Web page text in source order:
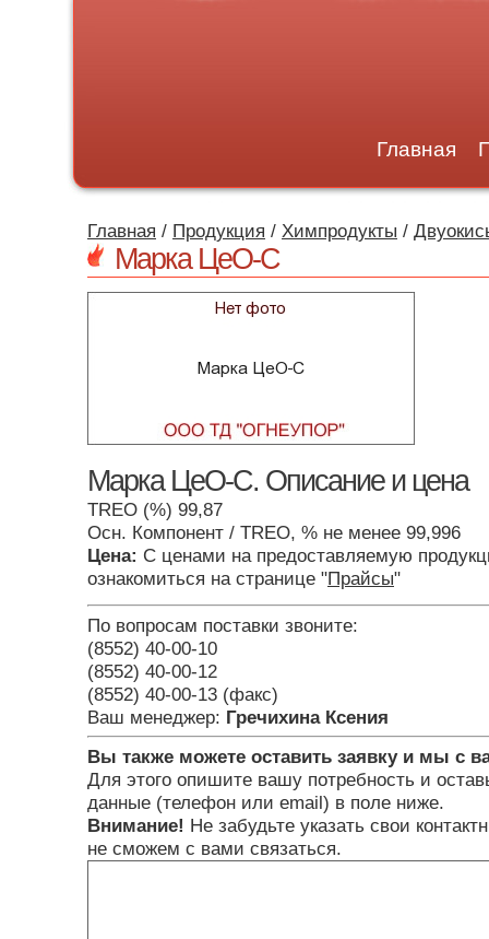
Главная
Главная / Продукция / Химпродукты /
Марка ЦеО-С
Марка ЦеО-С. Описание и цена
TREO (%) 99,87
Осн. Компонент / TREO, % не менее 99,996
Цена: С ценами на предоставляемую
ознакомиться на странице "Прайсы"
По вопросам поставки звоните:
(8552) 40-00-10
(8552) 40-00-12
(8552) 40-00-13 (факс)
Ваш менеджер: Гречихина Ксения
Вы также можете оставить заявку и мы с
Для этого опишите вашу потребность и
данные (телефон или email) в поле ниже.
Внимание! Не забудьте указать свои
не сможем с вами связаться.